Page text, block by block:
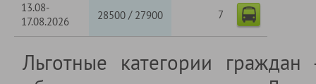
13.08-
17.08.2026
28500 / 27900 7
Льготные категории